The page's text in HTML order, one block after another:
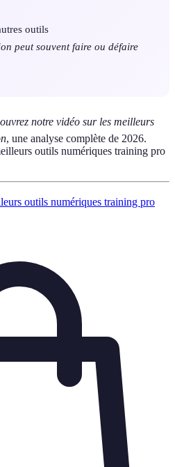
outils
peut souvent faire ou défaire
notre vidéo sur les meilleurs
, une analyse complète de 2026.
outils numériques training pro
outils numériques training pro